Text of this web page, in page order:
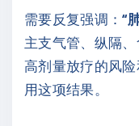
需要反复强调：“
主支气管、纵隔
高剂量放疗的风
用这项结果。